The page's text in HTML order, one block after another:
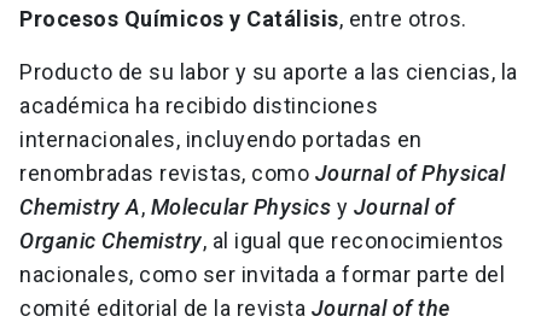
Procesos Químicos y Catálisis, entre otros.
Producto de su labor y su aporte a las ciencias, la
académica ha recibido distinciones
internacionales, incluyendo portadas en
renombradas revistas, como Journal of Physical
Chemistry A, Molecular Physics y Journal of
Organic Chemistry, al igual que reconocimientos
nacionales, como ser invitada a formar parte del
comité editorial de la revista Journal of the